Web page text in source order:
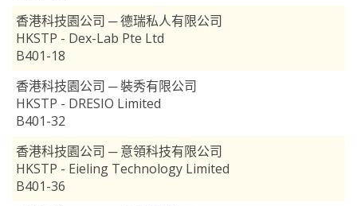
香港科技園公司 ─ 德瑞私人有限公司
HKSTP - Dex-Lab Pte Ltd
B401-18
香港科技園公司 ─ 裝秀有限公司
HKSTP - DRESIO Limited
B401-32
香港科技園公司 ─ 意領科技有限公司
HKSTP - Eieling Technology Limited
B401-36